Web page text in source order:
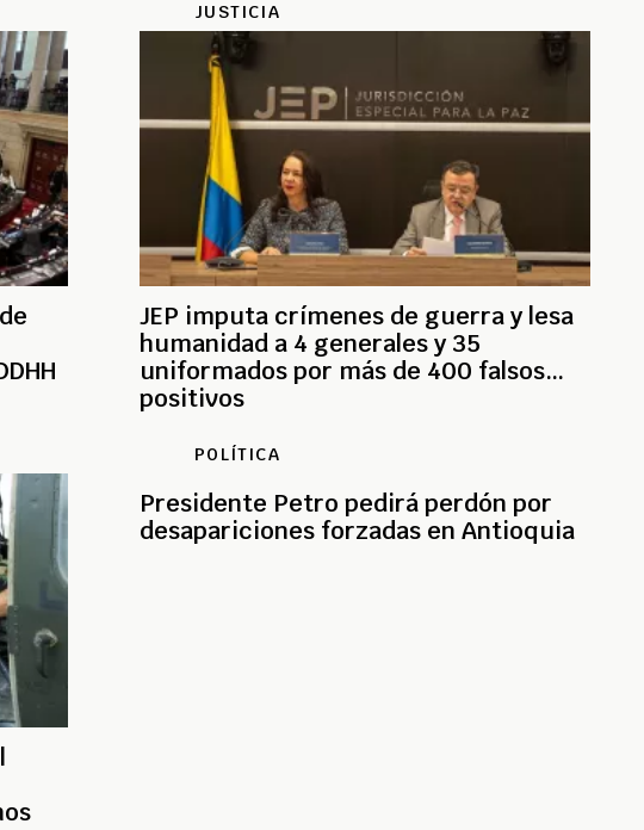
JUSTICIA
JEP imputa crímenes de guerra y lesa
humanidad a 4 generales y 35
uniformados por más de 400 falsos
positivos
POLÍTICA
Presidente Petro pedirá perdón por
desapariciones forzadas en Antioquia